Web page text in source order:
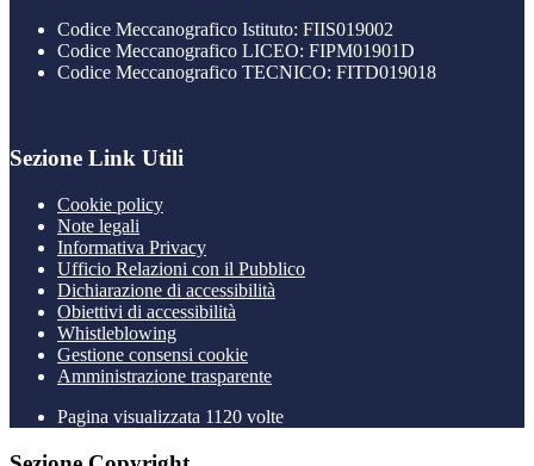
Codice Meccanografico Istituto: FIIS019002
Codice Meccanografico LICEO: FIPM01901D
Codice Meccanografico TECNICO: FITD019018
Sezione Link Utili
Cookie policy
Note legali
Informativa Privacy
Ufficio Relazioni con il Pubblico
Dichiarazione di accessibilità
Obiettivi di accessibilità
Whistleblowing
Gestione consensi cookie
Amministrazione trasparente
Pagina visualizzata 1120 volte